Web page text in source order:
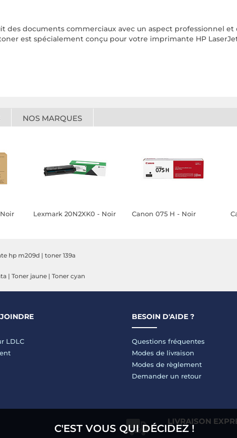
des documents commerciaux avec un aspect professionnel
est spécialement conçu pour votre imprimante HP
NOS MARQUES
Noir Lexmark 20N2XK0 - Noir Canon 075 H - Noir
hp m209d | toner 139a
| Toner jaune | Toner cyan
LDLC
BESOIN D'AIDE ?
Questions fréquentes
Modes de livraison
Modes de règlement
Demander un retour
LIVRAISON
C'EST VOUS QUI DÉCIDEZ !